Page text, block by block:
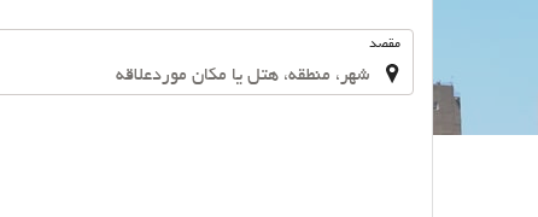
مقصد